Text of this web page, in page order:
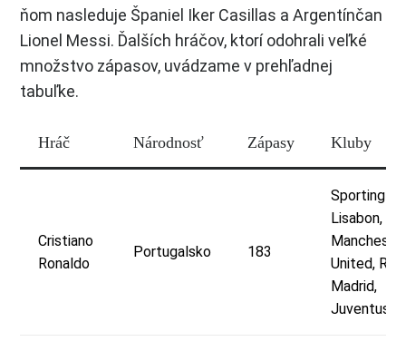
ňom nasleduje Španiel Iker Casillas a Argentínčan
Lionel Messi. Ďalších hráčov, ktorí odohrali veľké
množstvo zápasov, uvádzame v prehľadnej
tabuľke.
Hráč Národnosť Zápasy Kluby
Cristiano
Ronaldo
Portugalsko 183
Sporting
Lisabon,
United, Real
Madrid,
Juventus